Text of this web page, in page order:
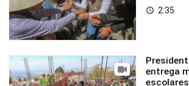
access_time 2:35
entrega